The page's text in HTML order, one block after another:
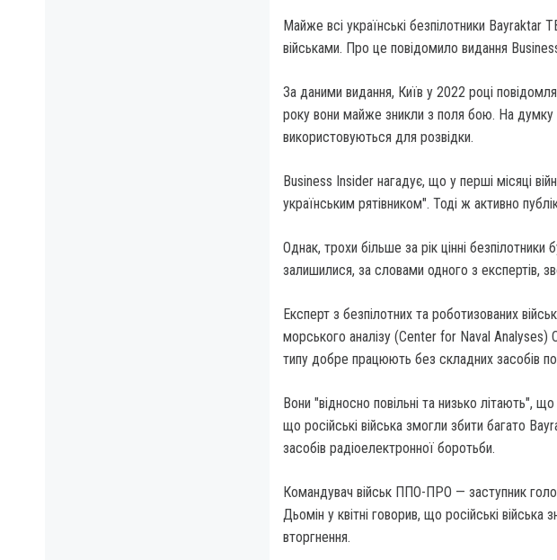
Майже всі українські безпілотники Bayraktar
військами. Про це повідомило видання
За даними видання, Київ у 2022 році
року вони майже зникли з поля бою. На думку
використовуються для розвідки.
Business Insider нагадує, що у перші місяці
українським рятівником". Тоді ж активно
Однак, трохи більше за рік цінні
залишилися, за словами одного з експертів,
Експерт з безпілотних та роботизованих
морського аналізу (Center for Naval
типу добре працюють без складних засобів
Вони "відносно повільні та низько літають",
що російські війська змогли збити багато
засобів радіоелектронної боротьби.
Командувач військ ППО-ПРО — заступник
Дьомін у квітні говорив, що російські
вторгнення.